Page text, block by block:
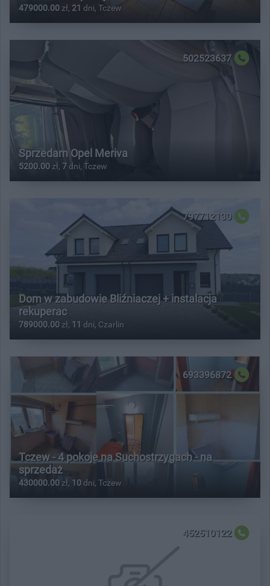
479000.00 zł, 21 dni, Tczew
502523637
Sprzedam Opel Meriva
5200.00 zł, 7 dni, Tczew
797712130
Dom w zabudowie Bliźniaczej + instalacja
rekuperac
789000.00 zł, 11 dni, Czarlin
693396872
Tczew - 4 pokoje na Suchostrzygach - na
sprzedaż
430000.00 zł, 10 dni, Tczew
452510122